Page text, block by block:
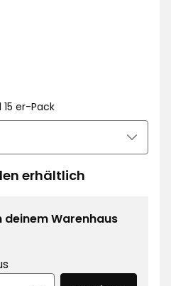
15 er-Pack
erhältlich
Warenhaus